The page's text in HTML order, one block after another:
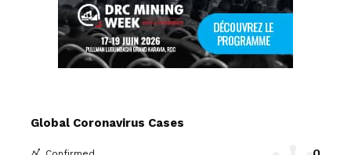
Global Coronavirus Cases